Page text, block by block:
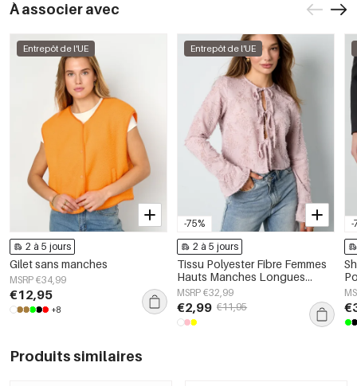
À associer avec
Entrepôt de l'UE
2 à 5 jours
Gilet sans manches
MSRP €34,99
€12,95
+8
-75%
Entrepôt de l'UE
2 à 5 jours
Tissu Polyester Fibre Femmes
Hauts Manches Longues
Élégant Couleur Unie
Printemps/Été
MSRP €32,99
€2,99 €11,95
-
Produits similaires